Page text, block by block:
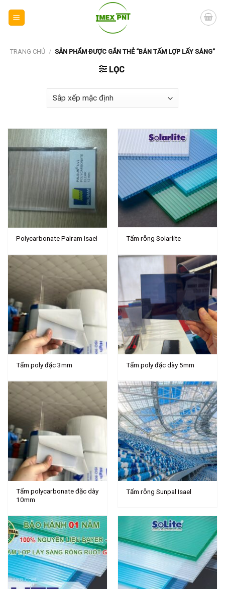
TRANG CHỦ / SẢN PHẨM ĐƯỢC GẮN THẺ “BÁN TẤM LỢP LẤY SÁNG”
LỌC
Polycarbonate Palram Isael Tấm rỗng Solarlite
Tấm poly đặc 3mm Tấm poly đặc dày 5mm
Tấm polycarbonate đặc dày
10mm
Tấm rỗng Sunpal Isael